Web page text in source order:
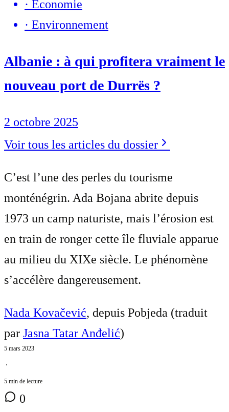
· Economie
· Environnement
Albanie : à qui profitera vraiment le
nouveau port de Durrës ?
2 octobre 2025
Voir tous les articles du dossier
C’est l’une des perles du tourisme
monténégrin. Ada Bojana abrite depuis
1973 un camp naturiste, mais l’érosion est
en train de ronger cette île fluviale apparue
au milieu du XIXe siècle. Le phénomène
s’accélère dangereusement.
Nada Kovačević, depuis Pobjeda (traduit
par Jasna Tatar Anđelić)
5 mars 2023
⋅
5 min de lecture
0